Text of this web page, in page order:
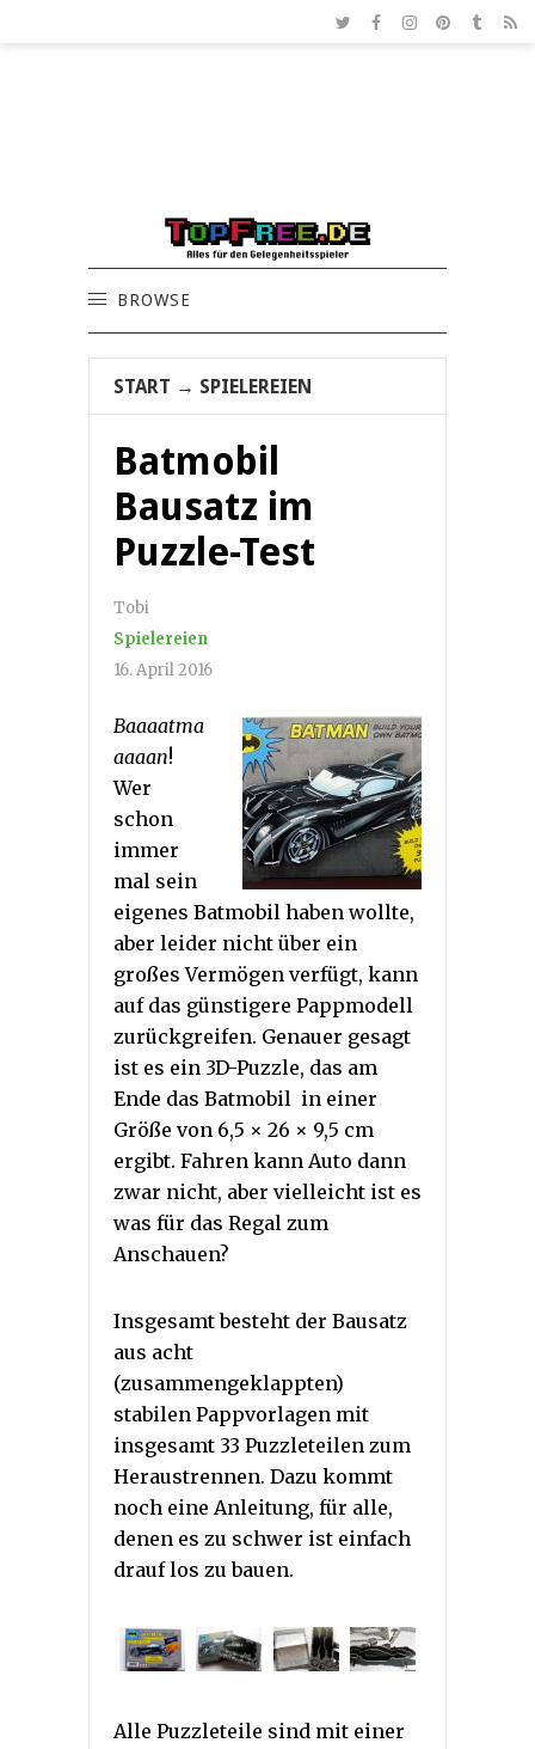
BROWSE
START → SPIELEREIEN
Batmobil
Bausatz im
Puzzle-Test
Tobi
Spielereien
16. April 2016
Baaaatma
aaaan!
Wer
schon
immer
mal sein
eigenes Batmobil haben wollte,
aber leider nicht über ein
großes Vermögen verfügt, kann
auf das günstigere Pappmodell
zurückgreifen. Genauer gesagt
ist es ein 3D-Puzzle, das am
Ende das Batmobil in einer
Größe von 6,5 × 26 × 9,5 cm
ergibt. Fahren kann Auto dann
zwar nicht, aber vielleicht ist es
was für das Regal zum
Anschauen?
Insgesamt besteht der Bausatz
aus acht
(zusammengeklappten)
stabilen Pappvorlagen mit
insgesamt 33 Puzzleteilen zum
Heraustrennen. Dazu kommt
noch eine Anleitung, für alle,
denen es zu schwer ist einfach
drauf los zu bauen.
Alle Puzzleteile sind mit einer